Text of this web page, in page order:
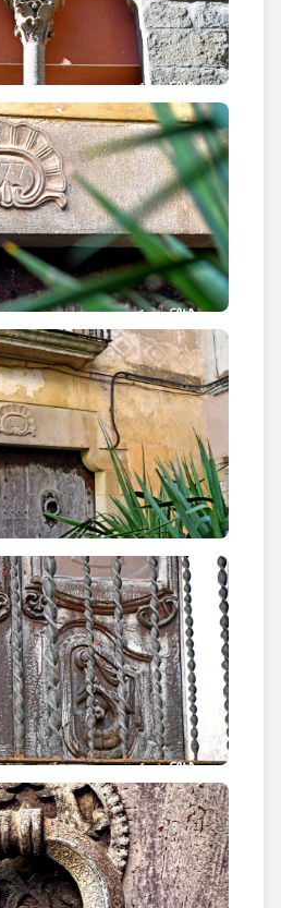
del pas del temps.
va néixer el 1809 el científic
, i la façana, amb estucat que
pedra regulars, parla de la
bellesa dels constructors.Cal
amb el seu arc de mig punt
l’inscripció “Sold.”, record
durant les guerres
geminats, ara tapiats,
vides passades.Cal Bosch
gravat a la llinda i delicats
quadrifolis i rombes, petites
dels ulls. I lacasa senyorial
, amb el seu portal d’arc de
per l’obertura de
i elegància de temps
és, doncs,un passeig per
: cada portal, cada
de la vida quotidiana, de la
familiar i del caràcter d’una
seves pedres, encara sap
llarg del carrer, són
sota els arcs, els
aixopluc i lloc de
cobert donava vida al